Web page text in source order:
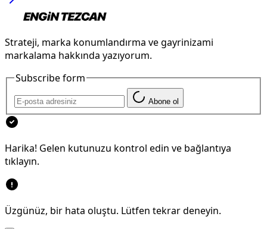
Strateji, marka konumlandırma ve gayrinizami
markalama hakkında yazıyorum.
Subscribe form
Abone ol
Harika! Gelen kutunuzu kontrol edin ve bağlantıya
tıklayın.
Üzgünüz, bir hata oluştu. Lütfen tekrar deneyin.